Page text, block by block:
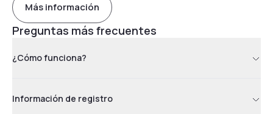
Más información
Preguntas más frecuentes
¿Cómo funciona?
Información de registro